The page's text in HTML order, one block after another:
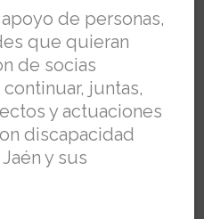
de personas,
que quieran
de socias
juntas,
y actuaciones
discapacidad
y sus